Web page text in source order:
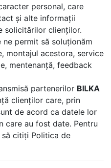
personal, care
și alte informații
solicitărilor clienților.
permit să soluționăm
montajul acestora, service
mentenanță, feedback
partenerilor BILKA
clienților care, prin
de acord ca datele lor
care au fost date. Pentru
să citiți Politica de